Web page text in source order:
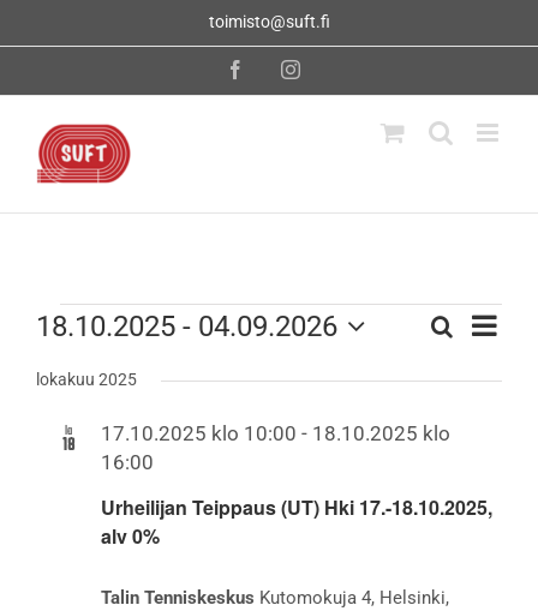
toimisto@suft.fi
FacebookInstagram
Tapahtumat
Tapahtumat
Etsi
aja
navigointi
Etsi Lista
18.10.2025 - 04.09.2026
päivä.
lokakuu 2025
la
18
Urheilijan Teippaus (UT) Hki 17.-18.10.2025,
alv 0%
17.10.2025 klo 10:00 - 18.10.2025 klo
16:00
Talin Tenniskeskus Kutomokuja 4, Helsinki,